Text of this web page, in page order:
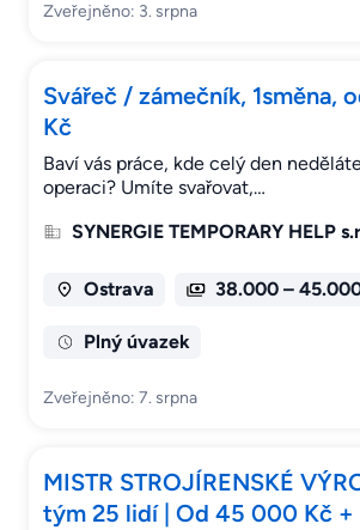
Zveřejněno: 3. srpna
Svářeč / zámečník, 1směna,
Kč
Baví vás práce, kde celý den
operaci? Umíte svařovat,…
SYNERGIE TEMPORARY HELP
Ostrava 38.000 –
Plný úvazek
Zveřejněno: 7. srpna
MISTR STROJÍRENSKÉ
tým 25 lidí | Od 45 000 Kč +